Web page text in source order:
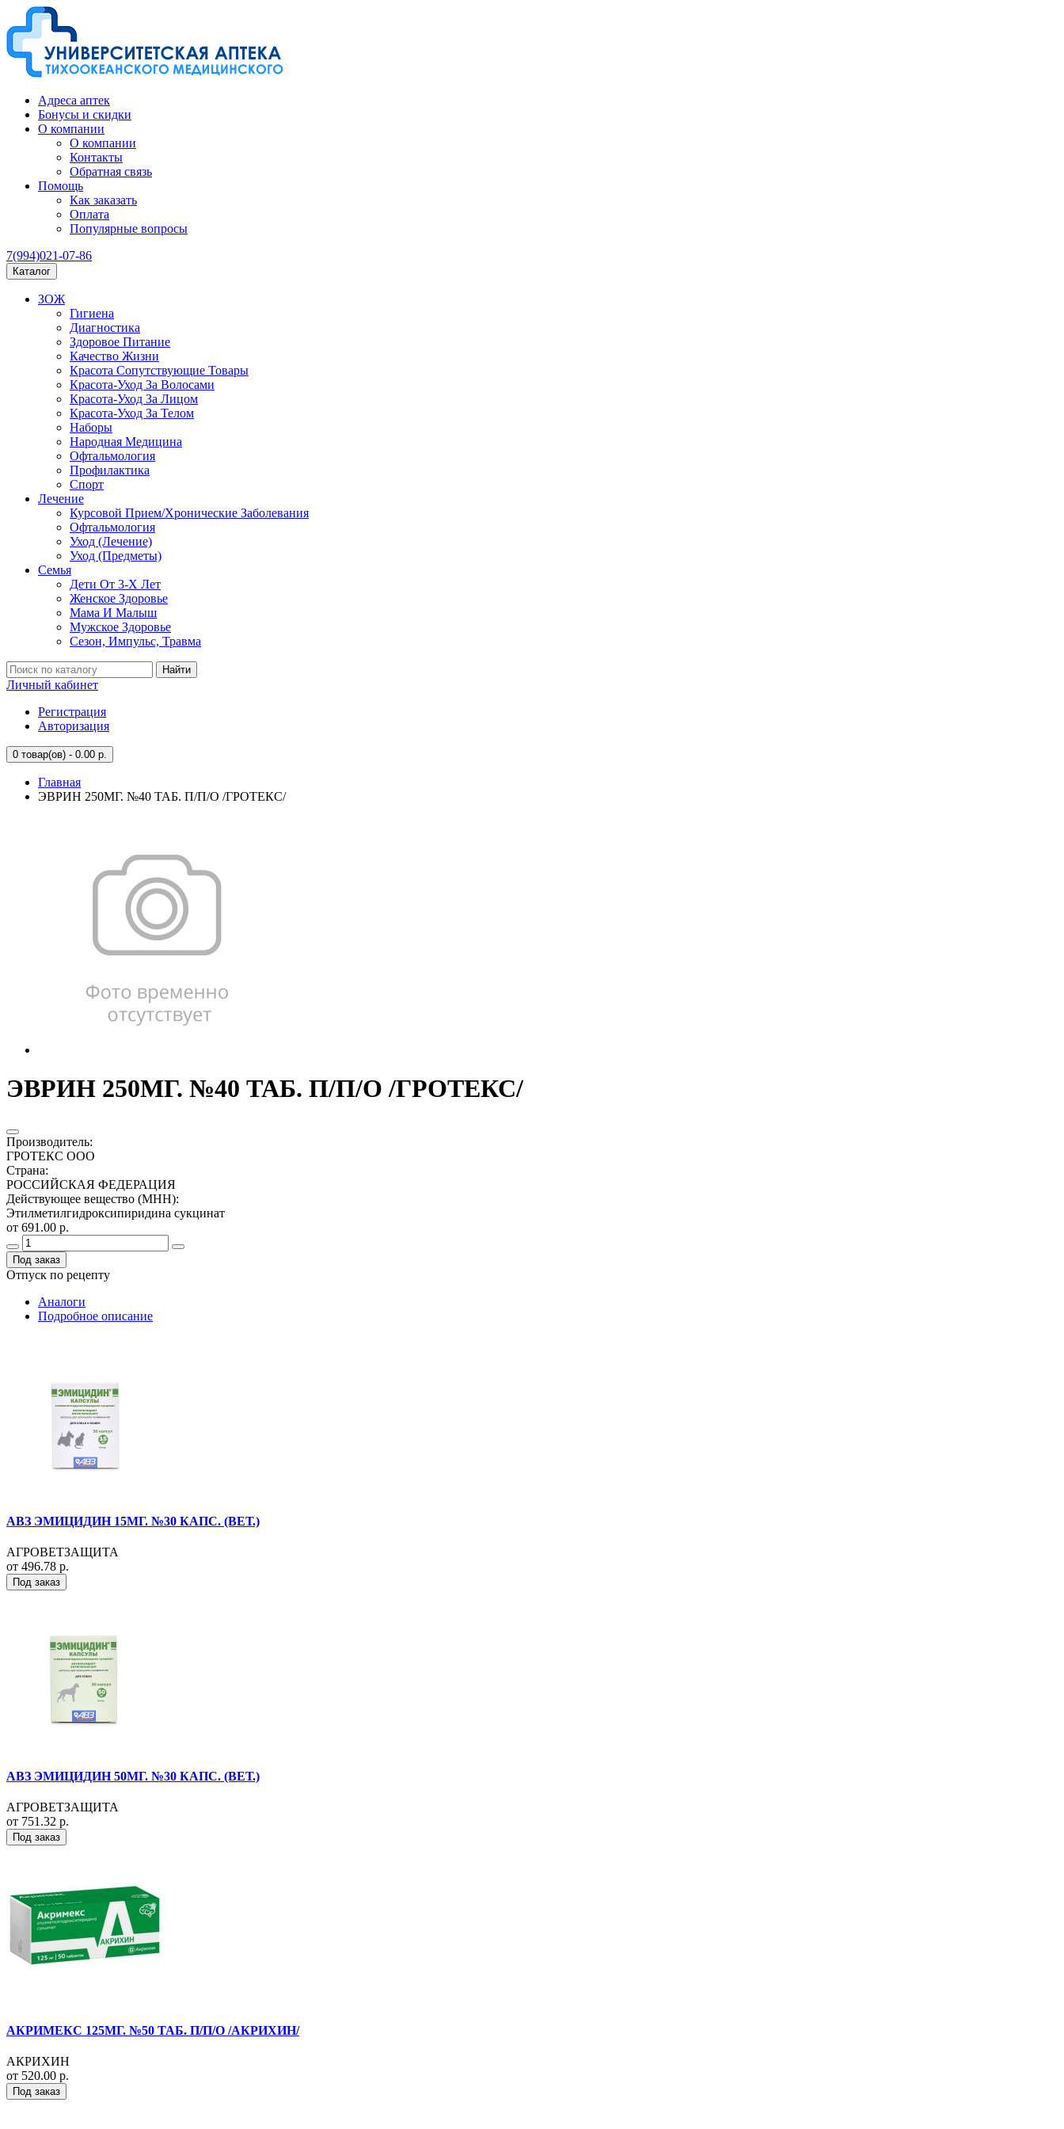
Адреса аптек
Бонусы и скидки
О компании
О компании
Контакты
Обратная связь
Помощь
Как заказать
Оплата
Популярные вопросы
7(994)021-07-86
Каталог
ЗОЖ
Гигиена
Диагностика
Здоровое Питание
Качество Жизни
Красота Сопутствующие Товары
Красота-Уход За Волосами
Красота-Уход За Лицом
Красота-Уход За Телом
Наборы
Народная Медицина
Офтальмология
Профилактика
Спорт
Лечение
Курсовой Прием/Хронические Заболевания
Офтальмология
Уход (Лечение)
Уход (Предметы)
Семья
Дети От 3-Х Лет
Женское Здоровье
Мама И Малыш
Мужское Здоровье
Сезон, Импульс, Травма
Найти
Личный кабинет
Регистрация
Авторизация
0 товар(ов) - 0.00 р.
Главная
ЭВРИН 250МГ. №40 ТАБ. П/П/О /ГРОТЕКС/
ЭВРИН 250МГ. №40 ТАБ. П/П/О /ГРОТЕКС/
Производитель:
ГРОТЕКС ООО
Страна:
РОССИЙСКАЯ ФЕДЕРАЦИЯ
Действующее вещество (МНН):
Этилметилгидроксипиридина сукцинат
от 691.00 р.
Под заказ
Отпуск по рецепту
Аналоги
Подробное описание
АВЗ ЭМИЦИДИН 15МГ. №30 КАПС. (ВЕТ.)
АГРОВЕТЗАЩИТА
от 496.78 р.
Под заказ
АВЗ ЭМИЦИДИН 50МГ. №30 КАПС. (ВЕТ.)
АГРОВЕТЗАЩИТА
от 751.32 р.
Под заказ
АКРИМЕКС 125МГ. №50 ТАБ. П/П/О /АКРИХИН/
АКРИХИН
от 520.00 р.
Под заказ